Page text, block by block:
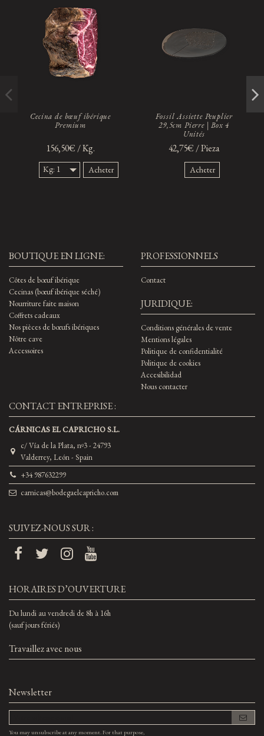
Cecina de bœuf ibérique
Premium
156,50€ / Kg.
Kg: 1
Kg.
Acheter
Fossil Assiette Peuplier
29,5cm Pierre | Box 4
Unités
42,75€ / Pieza
Acheter
BOUTIQUE EN LIGNE:
Côtes de bœuf ibérique
Cecinas (bœuf ibérique séché)
Nourriture faite maison
Coffrets cadeaux
Nos pièces de bœufs ibériques
Nôtre cave
Accessoires
PROFESSIONNELS
Contact
JURIDIQUE:
Conditions générales de vente
Mentions légales
Politique de confidentialité
Politique de cookies
Accesibilidad
Nous contacter
CONTACT ENTREPRISE :
CÁRNICAS EL CAPRICHO S.L.
c/ Vía de la Plata, nº3 - 24793
Valderrey, León - Spain
+34 987632299
carnicas@bodegaelcapricho.com
SUIVEZ-NOUS SUR :
HORAIRES D’OUVERTURE
Du lundi au vendredi de 8h à 16h
(sauf jours fériés)
Travaillez avec nous
Newsletter
You may unsubscribe at any moment. For that purpose,